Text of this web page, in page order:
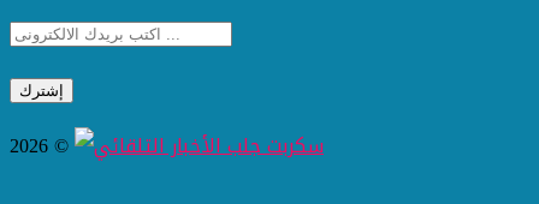
2026 ©